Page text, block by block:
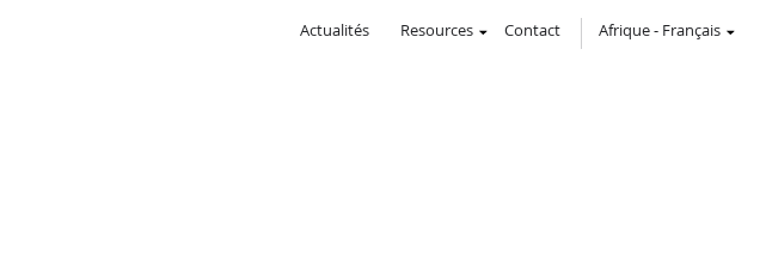
Actualités Resources Contact Afrique- Français